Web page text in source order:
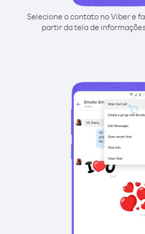
Selecione o contato no Viber e
partir da tela de